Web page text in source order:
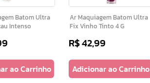
Ultra
Cacau Intenso
ao Carrinho
Ar Maquiagem Batom Ultra
Fix Vinho Tinto 4 G
R$42,99
Adicionar ao Carrinho